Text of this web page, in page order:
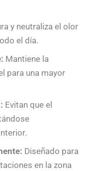
y neutraliza el olor
el día.
Mantiene la
para una mayor
Evitan que el
Diseñado para
en la zona